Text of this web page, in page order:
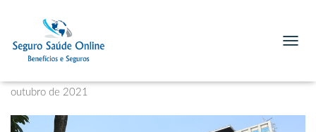
E
Hospital Oswaldo Cruz, Serviços e
Dados para Contato
outubro de 2021